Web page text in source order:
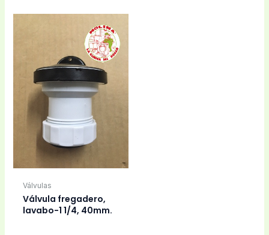
Válvulas
Válvula fregadero,
lavabo-1 1/4, 40mm.